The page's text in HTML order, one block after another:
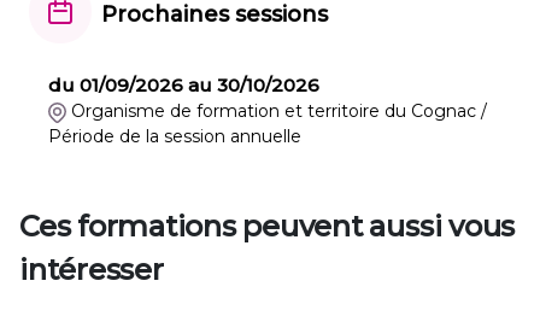
Prochaines sessions
du 01/09/2026 au 30/10/2026
Organisme de formation et territoire du Cognac /
Période de la session annuelle
Ces formations peuvent aussi vous
intéresser